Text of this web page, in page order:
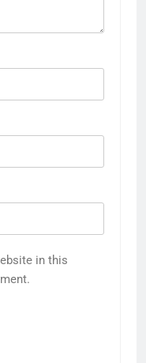
in this
में आने वाले भक्तों